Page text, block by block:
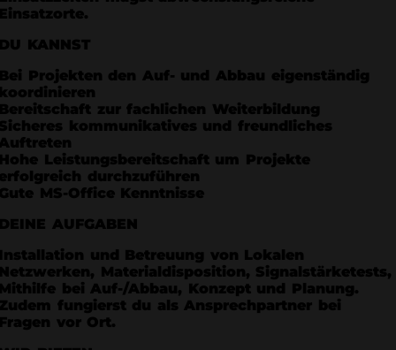
KANNST
Projekten den Auf- und Abbau eigenständig
zur fachlichen Weiterbildung
kommunikatives und freundliches
Leistungsbereitschaft um Projekte
durchzuführen
MS-Office Kenntnisse
AUFGABEN
und Betreuung von Lokalen
Materialdisposition, Signalstärketests,
bei Auf-/Abbau, Konzept und Planung.
fungierst du als Ansprechpartner bei
vor Ort.